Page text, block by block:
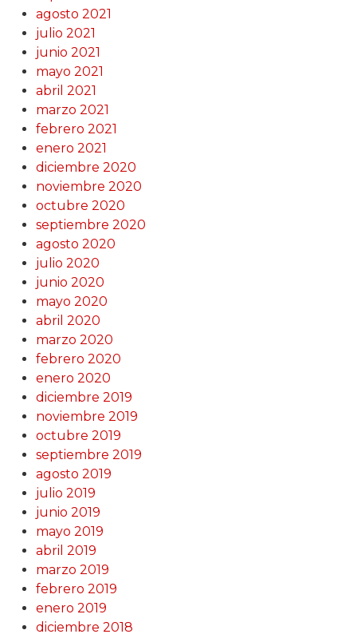
agosto 2021
julio 2021
junio 2021
mayo 2021
abril 2021
marzo 2021
febrero 2021
enero 2021
diciembre 2020
noviembre 2020
octubre 2020
septiembre 2020
agosto 2020
julio 2020
junio 2020
mayo 2020
abril 2020
marzo 2020
febrero 2020
enero 2020
diciembre 2019
noviembre 2019
octubre 2019
septiembre 2019
agosto 2019
julio 2019
junio 2019
mayo 2019
abril 2019
marzo 2019
febrero 2019
enero 2019
diciembre 2018